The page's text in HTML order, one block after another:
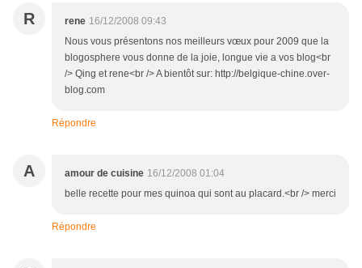
R rene 16/12/2008 09:43
Nous vous présentons nos meilleurs vœux pour 2009 que la
blogosphere vous donne de la joie, longue vie a vos blog<br
/> Qing et rene<br /> A bientôt sur: http://belgique-chine.over-
blog.com
Répondre
A amour de cuisine 16/12/2008 01:04
belle recette pour mes quinoa qui sont au placard.<br /> merci
Répondre